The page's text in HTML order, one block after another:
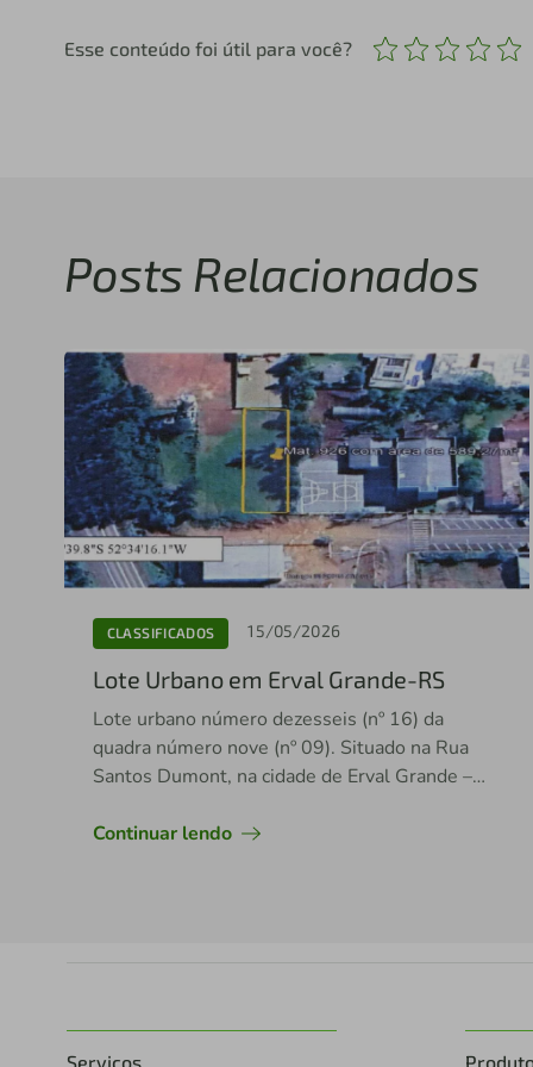
Esse conteúdo foi útil para você?
Posts Relacionados
CLASSIFICADOS 15/05/2026
Lote Urbano em Erval Grande-RS
Lote urbano número dezesseis (nº 16) da
quadra número nove (nº 09). Situado na Rua
Santos Dumont, na cidade de Erval Grande –
Continuar lendo
Serviços